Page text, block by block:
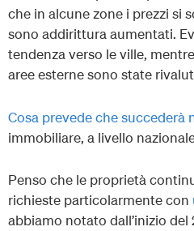
che in alcune zone i prezzi si
sono addirittura aumentati.
tendenza verso le ville,
aree esterne sono state
Cosa prevede che succederà
immobiliare, a livello
Penso che le proprietà
richieste particolarmente con
abbiamo notato dall’inizio